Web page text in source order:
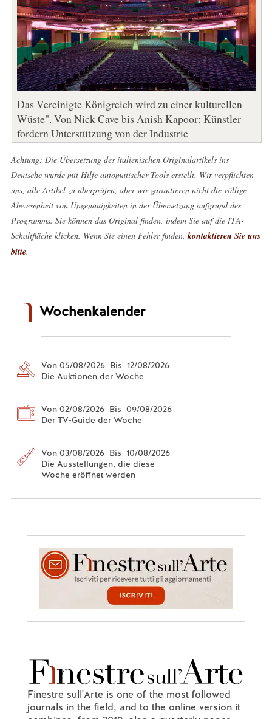
Das Vereinigte Königreich wird zu einer kulturellen
Wüste". Von Nick Cave bis Anish Kapoor: Künstler
fordern Unterstützung von der Industrie
Achtung: Die Übersetzung des italienischen Originalartikels ins
Deutsche wurde mit Hilfe automatischer Tools erstellt. Wir verpflichten
uns, alle Artikel zu überprüfen, aber wir garantieren nicht die völlige
Abwesenheit von Ungenauigkeiten in der Übersetzung aufgrund des
Programms. Sie können das Original finden, indem Sie auf die ITA-
Schaltfläche klicken. Wenn Sie einen Fehler finden, kontaktieren Sie uns
bitte.
Wochenkalender
Von 05/08/2026 Bis 12/08/2026
Die Auktionen der Woche
Von 02/08/2026 Bis 09/08/2026
Der TV-Guide der Woche
Von 03/08/2026 Bis 10/08/2026
Die Ausstellungen, die diese
Woche eröffnet werden
Finestre sull'Arte is one of the most followed
journals in the field, and to the online version it